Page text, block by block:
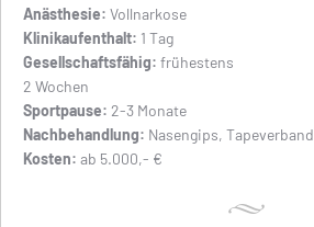
Anästhesie: Vollnarkose
Klinikaufenthalt: 1 Tag
Gesellschaftsfähig: frühestens
2 Wochen
Sportpause: 2-3 Monate
Nachbehandlung: Nasengips, Tapeverband
Kosten: ab 5.000,- €